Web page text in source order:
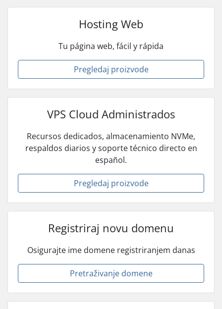
Hosting Web
Tu página web, fácil y rápida
Pregledaj proizvode
VPS Cloud Administrados
Recursos dedicados, almacenamiento NVMe,
respaldos diarios y soporte técnico directo en
español.
Pregledaj proizvode
Registriraj novu domenu
Osigurajte ime domene registriranjem danas
Pretraživanje domene